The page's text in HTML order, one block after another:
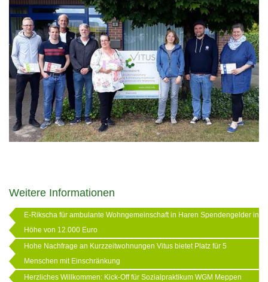
Weitere Informationen
E-Rikscha für ambulante Wohngemeinschaft in Haren Spendengelder in
Höhe von 12.000 Euro
Hohe Nachfrage an Kurzzeitwohnungen Vitus bietet Platz für 5
Menschen mit Einschränkung
Herzliches Willkommen: Kick-Off für Sozialpraktikum WGM Meppen